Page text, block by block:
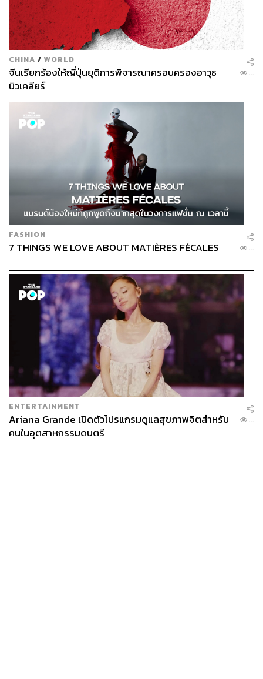
CHINA / WORLD
จีนเรียกร้องให้ญี่ปุ่นยุติการพิจารณาครอบครองอาวุธ
นิวเคลียร์
...
FASHION
7 THINGS WE LOVE ABOUT MATIÈRES FÉCALES ...
ENTERTAINMENT
Ariana Grande เปิดตัวโปรแกรมดูแลสุขภาพจิตสำหรับ
คนในอุตสาหกรรมดนตรี
...